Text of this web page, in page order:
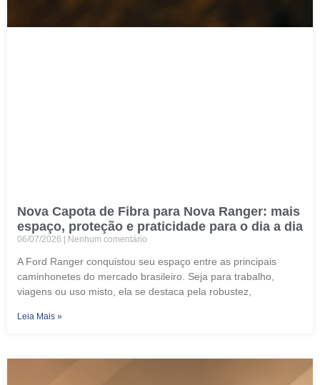
Nova Capota de Fibra para Nova Ranger: mais
espaço, proteção e praticidade para o dia a dia
06/07/2026 Nenhum comentário
A Ford Ranger conquistou seu espaço entre as principais
caminhonetes do mercado brasileiro. Seja para trabalho,
viagens ou uso misto, ela se destaca pela robustez,
Leia Mais »